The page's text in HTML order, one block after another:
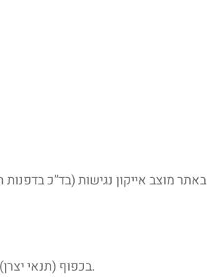
באתר מוצב אייקון נגישות (בד”כ
התוכנה פועלת בדפדפנים הפופולריים: Chrome, Firefox, Safari, Opera בכפוף (תנאי יצרן) הגלישה במצב נגישות מומלצת בדפדפן כרום.